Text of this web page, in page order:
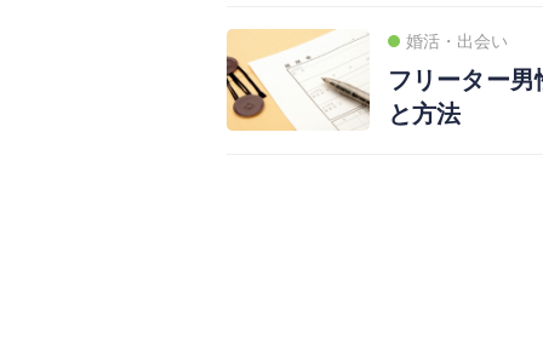
婚活・出会い
フリーター
と方法